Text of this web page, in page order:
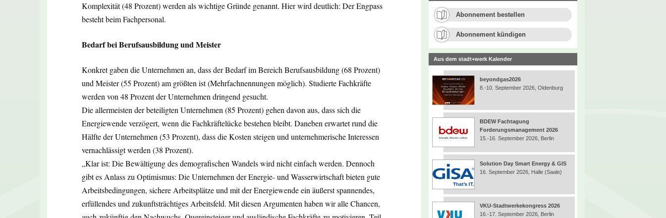
Komplexität (48 Prozent) werden als wichtige Gründe genannt. Hier wird deutlich: Der Engpass
besteht beim Fachpersonal.
Bedarf bei Berufsausbildung und Meister
Konkret gaben die Unternehmen an, dass der Bedarf im Bereich Berufsausbildung (68 Prozent)
und Meister (55 Prozent) am größten ist (Mehrfachnennungen möglich). Studierte Fachkräfte
werden von 48 Prozent der Unternehmen dringend gesucht.
Die allermeisten der beteiligten Unternehmen (85 Prozent) gehen davon aus, dass sich die
Energiewende verzögert, wenn die Fachkräftelücke bestehen bleibt. Daneben erwartet rund die
Hälfte der Unternehmen (53 Prozent), dass die Kosten steigen und unternehmerische Interessen
vernachlässigt werden (38 Prozent).
„Klar ist: Die Bewältigung des demografischen Wandels wird nicht einfach werden. Dennoch
gibt es Anlass zu Optimismus: Die Unternehmen der Energie- und Wasserwirtschaft bieten gute
Arbeitsbedingungen, sichere Arbeitsplätze und mit der Energiewende ein äußerst spannendes,
erfüllendes und zukunftsträchtiges Arbeitsfeld. Mit diesen Argumenten haben wir alle Chancen,
Abonnement bestellen
Abonnement kündigen
Aus dem stadt+werk Kalender
beyondgas2026
8.-10. September 2026, Oldenburg
BDEW Fachtagung
Forderungsmanagement 2026
15.-16. September 2026, Berlin
Solution Day Smart Energy & GIS
16. September 2026, Halle (Saale)
VKU-Stadtwerkekongress 2026
16.-17. September 2026, Berlin